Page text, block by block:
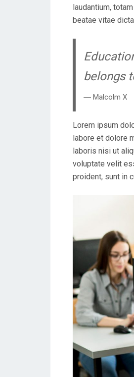
laudantium,
beatae vitae
belongs
― Malcolm X
Lorem ipsum
labore et dolore
laboris nisi ut
voluptate velit
proident, sunt in